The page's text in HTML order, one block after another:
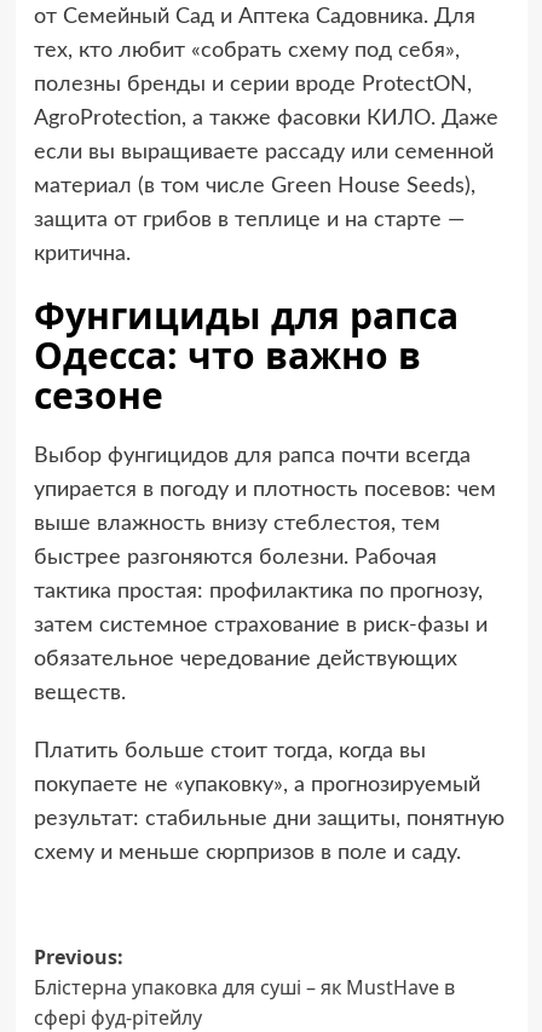
от Семейный Сад и Аптека Садовника. Для
тех, кто любит «собрать схему под себя»,
полезны бренды и серии вроде ProtectON,
AgroProtection, а также фасовки КИЛО. Даже
если вы выращиваете рассаду или семенной
материал (в том числе Green House Seeds),
защита от грибов в теплице и на старте —
критична.
Фунгициды для рапса
Одесса: что важно в
сезоне
Выбор фунгицидов для рапса почти всегда
упирается в погоду и плотность посевов: чем
выше влажность внизу стеблестоя, тем
быстрее разгоняются болезни. Рабочая
тактика простая: профилактика по прогнозу,
затем системное страхование в риск-фазы и
обязательное чередование действующих
веществ.
Платить больше стоит тогда, когда вы
покупаете не «упаковку», а прогнозируемый
результат: стабильные дни защиты, понятную
схему и меньше сюрпризов в поле и саду.
Post
navigation
Previous:
Блістерна упаковка для суші – як MustHave в
сфері фуд-рітейлу